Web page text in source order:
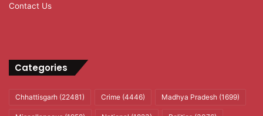
Contact Us
Categories
Chhattisgarh (22481) Crime (4446) Madhya Pradesh (1699)